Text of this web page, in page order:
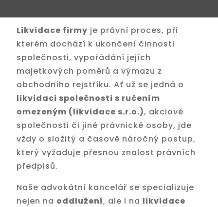
Likvidace firmy je právní proces, při
kterém dochází k ukončení činnosti
společnosti, vypořádání jejích
majetkových poměrů a výmazu z
obchodního rejstříku. Ať už se jedná o
likvidaci společnosti s ručením
omezeným (likvidace s.r.o.), akciové
společnosti či jiné právnické osoby, jde
vždy o složitý a časově náročný postup,
který vyžaduje přesnou znalost právních
předpisů.
Naše advokátní kancelář se specializuje
nejen na oddlužení, ale i na likvidace